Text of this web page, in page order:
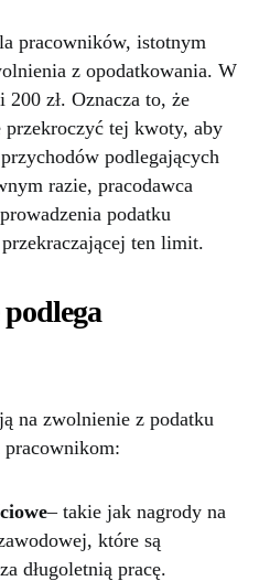
pracowników, istotnym
z opodatkowania. W
zł. Oznacza to, że
przekroczyć tej kwoty, aby
podlegających
razie, pracodawca
podatku
ten limit.
na zwolnienie z podatku
pracownikom:
– takie jak nagrody na
które są
długoletnią pracę.